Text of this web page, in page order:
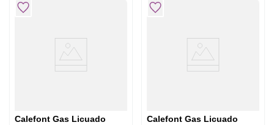
Calefont Gas Licuado
Calefont Gas Licuado